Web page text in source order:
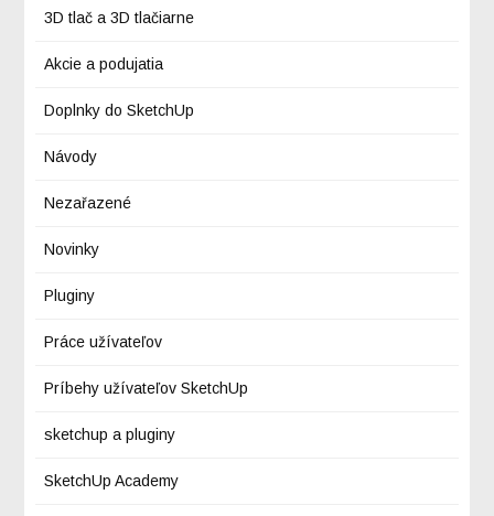
3D tlač a 3D tlačiarne
Akcie a podujatia
Doplnky do SketchUp
Návody
Nezařazené
Novinky
Pluginy
Práce užívateľov
Príbehy užívateľov SketchUp
sketchup a pluginy
SketchUp Academy